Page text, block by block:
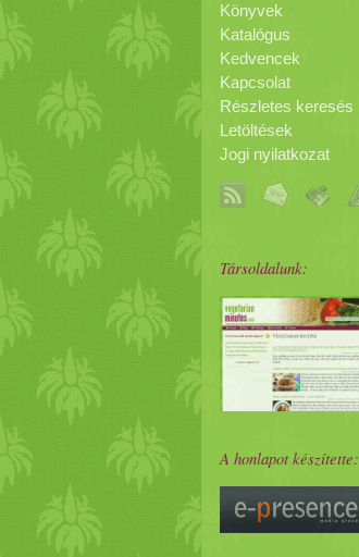
Könyvek
Katalógus
Kedvencek
Kapcsolat
Részletes keresés
Letöltések
Jogi nyilatkozat
Társoldalunk:
A honlapot készítette: